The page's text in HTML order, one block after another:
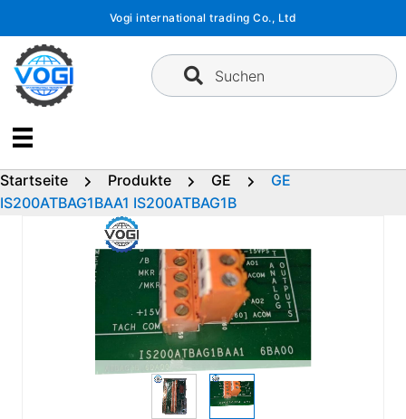
springen
Vogi international trading Co., Ltd
Suchen
Startseite Produkte GE
GE
IS200ATBAG1BAA1 IS200ATBAG1B